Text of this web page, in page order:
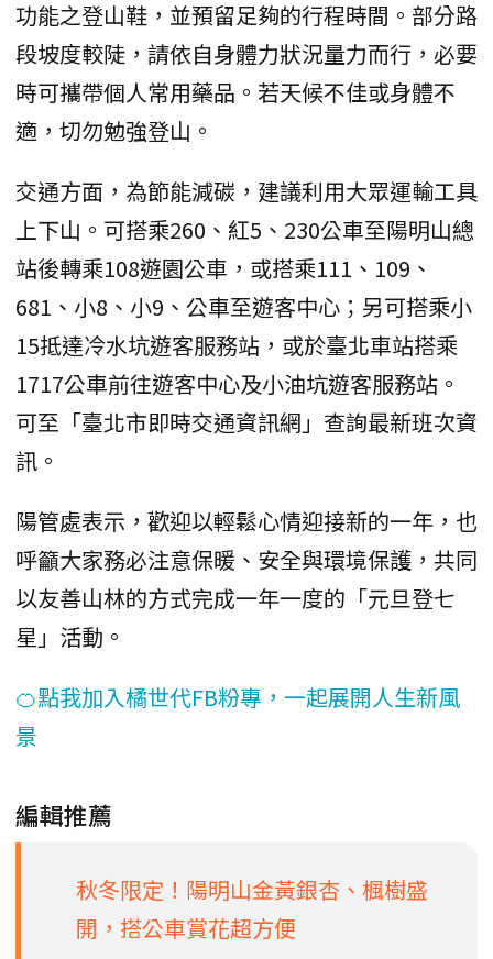
功能之登山鞋，並預留足夠的行程時間。部分路
段坡度較陡，請依自身體力狀況量力而行，必要
時可攜帶個人常用藥品。若天候不佳或身體不
適，切勿勉強登山。
交通方面，為節能減碳，建議利用大眾運輸工具
上下山。可搭乘260、紅5、230公車至陽明山總
站後轉乘108遊園公車，或搭乘111、109、
681、小8、小9、公車至遊客中心；另可搭乘小
15抵達冷水坑遊客服務站，或於臺北車站搭乘
1717公車前往遊客中心及小油坑遊客服務站。
可至「臺北市即時交通資訊網」查詢最新班次資
訊。
陽管處表示，歡迎以輕鬆心情迎接新的一年，也
呼籲大家務必注意保暖、安全與環境保護，共同
以友善山林的方式完成一年一度的「元旦登七
星」活動。
🍊點我加入橘世代FB粉專，一起展開人生新風
景
編輯推薦
秋冬限定！陽明山金黃銀杏、楓樹盛
開，搭公車賞花超方便